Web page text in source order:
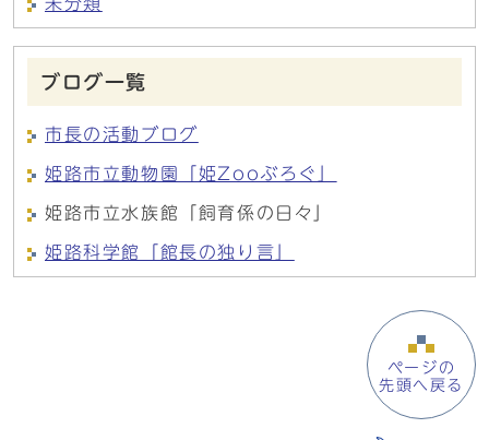
ブログ一覧
市長の活動ブログ
姫路市立動物園「姫Zooぶろぐ」
姫路市立水族館「飼育係の日々」
姫路科学館「館長の独り言」
ページの
先頭へ戻る